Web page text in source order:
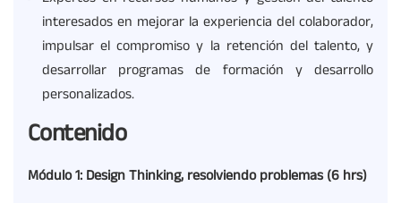
interesados en mejorar la experiencia del colaborador,
impulsar el compromiso y la retención del talento, y
desarrollar programas de formación y desarrollo
personalizados.
Contenido
Módulo 1:DesignThinking, resolviendo problemas (6hrs)